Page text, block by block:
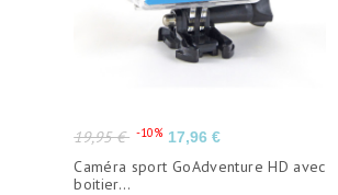
Prix
de
base
19,95 € -10% Prix
17,96 €
Caméra sport GoAdventure HD avec
boitier...